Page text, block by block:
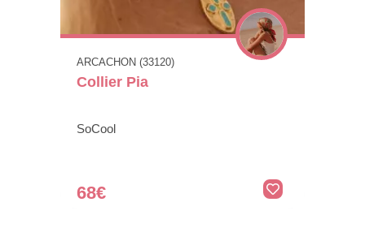
ARCACHON (33120)
Collier Pia
SoCool
68€